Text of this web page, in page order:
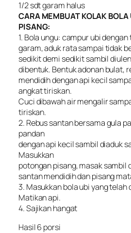
1/2 sdt garam halus
CARA MEMBUAT KOLAK
PISANG:
1. Bola ungu: campur ubi
garam, aduk rata sampai tidak
sedikit demi sedikit sambil
dibentuk. Bentuk adonan bulat,
mendidih dengan api kecil
angkat tiriskan.
Cuci dibawah air mengalir
tiriskan.
2. Rebus santan bersama gula
pandan
dengan api kecil sambil diaduk
Masukkan
potongan pisang, masak sambil
santan mendidih dan pisang
3. Masukkan bola ubi yang telah
Matikan api.
4. Sajikan hangat
Hasil 6 porsi